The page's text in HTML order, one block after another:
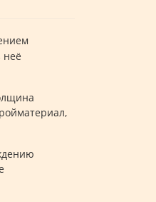
неё